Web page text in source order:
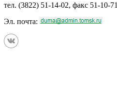
тел. (3822) 51-14-02, факс 51-10-71
Эл. почта: